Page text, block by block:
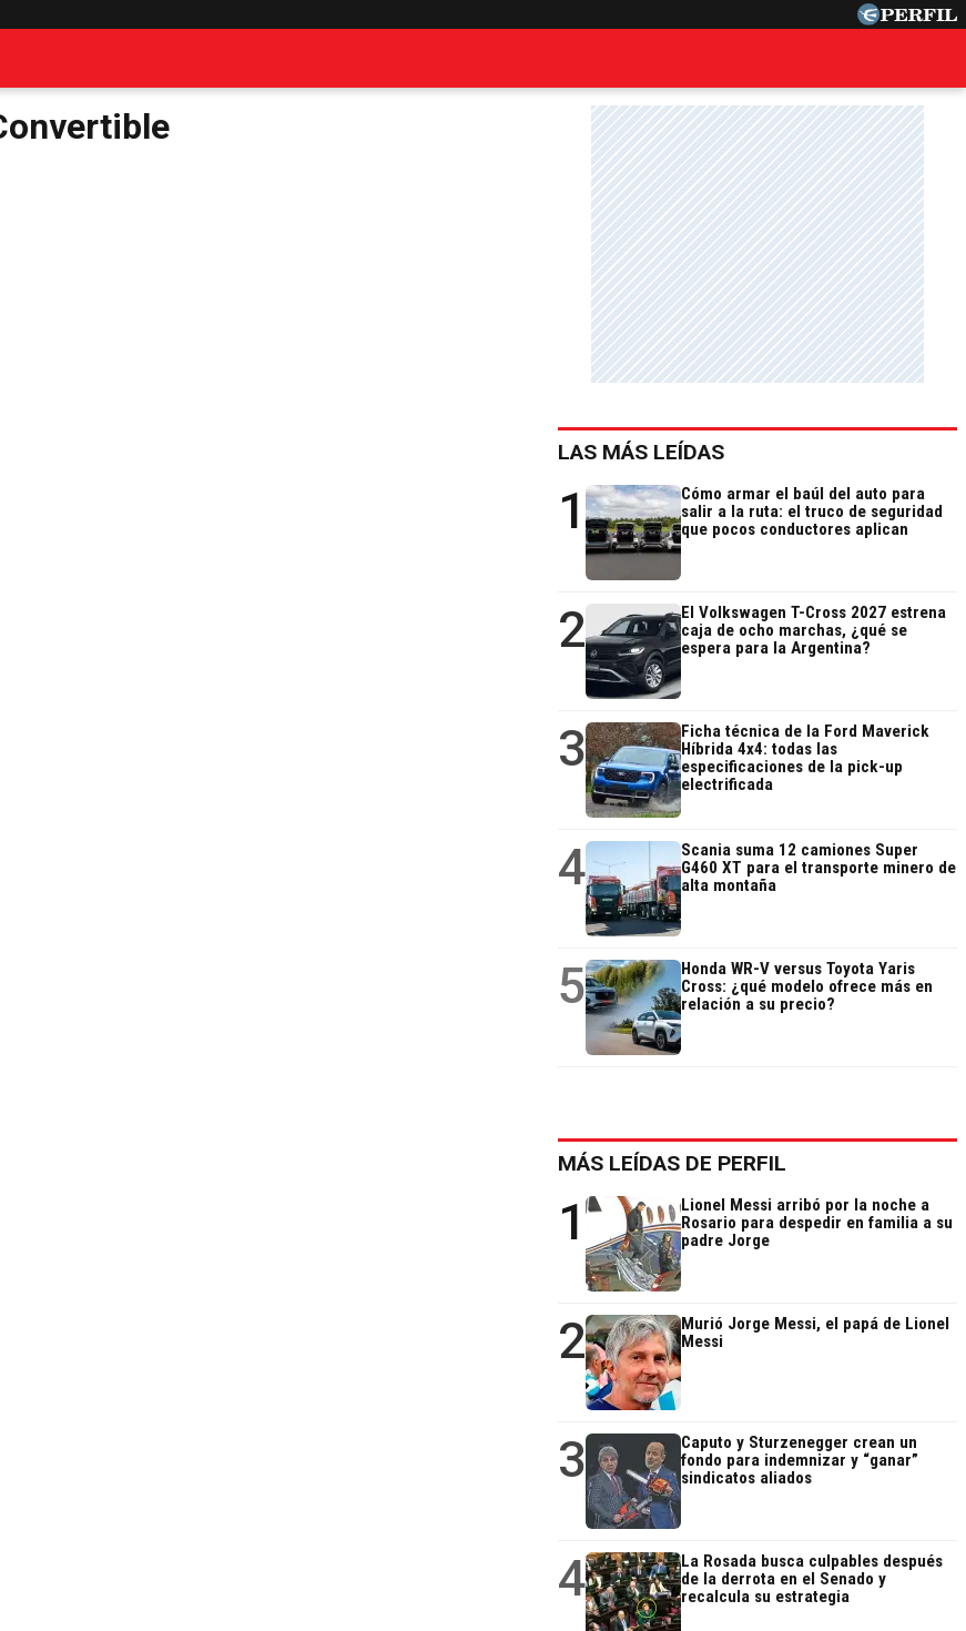
LAS MÁS LEÍDAS
1
Cómo armar el baúl del auto para
salir a la ruta: el truco de seguridad
que pocos conductores aplican
2
El Volkswagen T-Cross 2027 estrena
caja de ocho marchas, ¿qué se
espera para la Argentina?
3
Ficha técnica de la Ford Maverick
Híbrida 4x4: todas las
especificaciones de la pick-up
electrificada
4
Scania suma 12 camiones Super
G460 XT para el transporte minero de
alta montaña
5
Honda WR-V versus Toyota Yaris
Cross: ¿qué modelo ofrece más en
relación a su precio?
MÁS LEÍDAS DE PERFIL
1
Lionel Messi arribó por la noche a
Rosario para despedir en familia a su
padre Jorge
2
Murió Jorge Messi, el papá de Lionel
Messi
3
Caputo y Sturzenegger crean un
fondo para indemnizar y “ganar”
sindicatos aliados
4
La Rosada busca culpables después
de la derrota en el Senado y
recalcula su estrategia